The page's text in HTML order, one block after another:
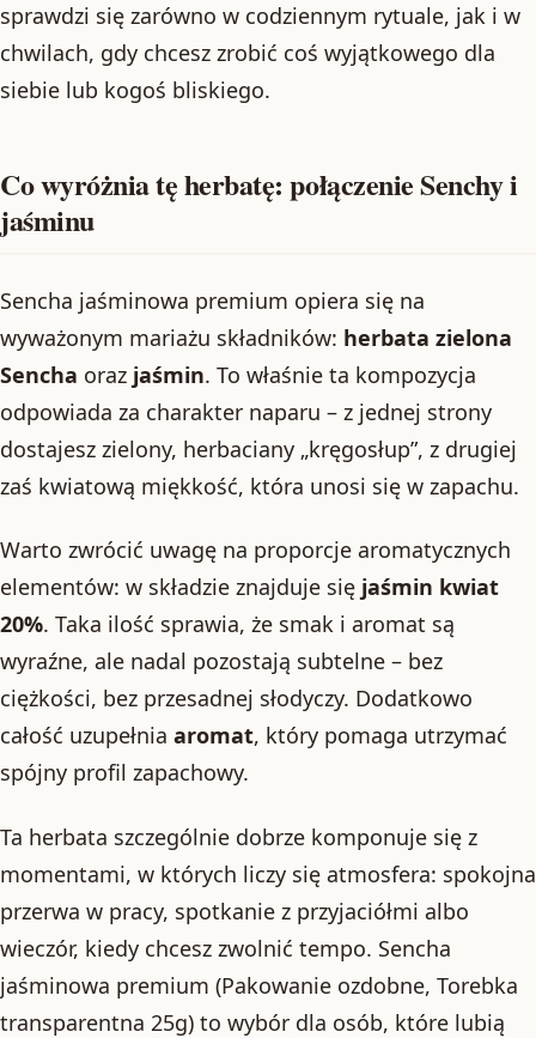
sprawdzi się zarówno w codziennym rytuale, jak i w
chwilach, gdy chcesz zrobić coś wyjątkowego dla
siebie lub kogoś bliskiego.
Co wyróżnia tę herbatę: połączenie Senchy i
jaśminu
Sencha jaśminowa premium opiera się na
wyważonym mariażu składników: herbata zielona
Sencha oraz jaśmin. To właśnie ta kompozycja
odpowiada za charakter naparu – z jednej strony
dostajesz zielony, herbaciany „kręgosłup”, z drugiej
zaś kwiatową miękkość, która unosi się w zapachu.
Warto zwrócić uwagę na proporcje aromatycznych
elementów: w składzie znajduje się jaśmin kwiat
20%. Taka ilość sprawia, że smak i aromat są
wyraźne, ale nadal pozostają subtelne – bez
ciężkości, bez przesadnej słodyczy. Dodatkowo
całość uzupełnia aromat, który pomaga utrzymać
spójny profil zapachowy.
Ta herbata szczególnie dobrze komponuje się z
momentami, w których liczy się atmosfera: spokojna
przerwa w pracy, spotkanie z przyjaciółmi albo
wieczór, kiedy chcesz zwolnić tempo. Sencha
jaśminowa premium (Pakowanie ozdobne, Torebka
transparentna 25g) to wybór dla osób, które lubią